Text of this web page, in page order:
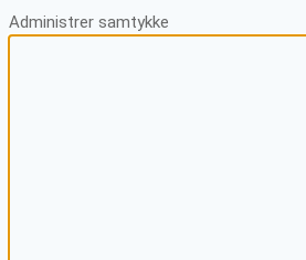
Administrer samtykke